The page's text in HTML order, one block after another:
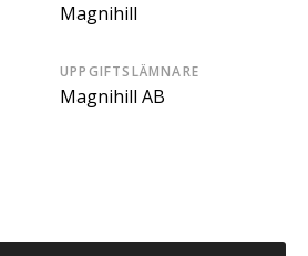
Magnihill
UPPGIFTSLÄMNARE
Magnihill AB